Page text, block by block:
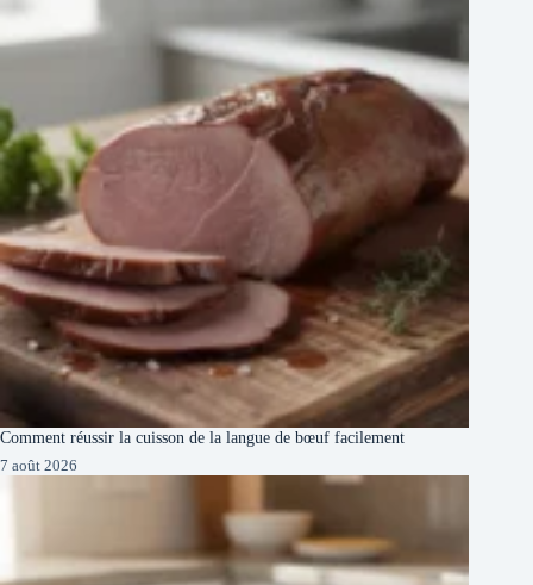
Comment réussir la cuisson de la langue de bœuf facilement
7 août 2026